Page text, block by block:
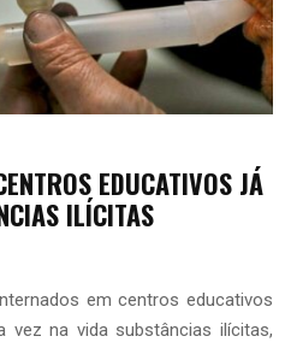
EDUCATIVOS JÁ
ILÍCITAS
em centros educativos
vez na vida substâncias ilícitas,